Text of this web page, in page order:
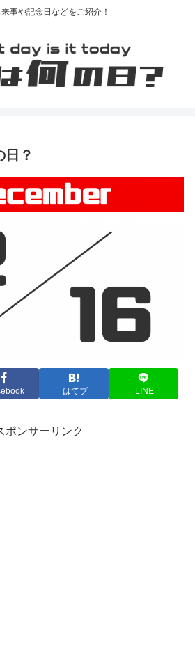
事や記念日などをご紹介！
日？
はてブ LINE
ポンサーリンク